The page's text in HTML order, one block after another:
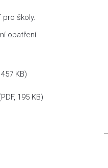
školy.
opatření.
KB)
PDF, 195 KB)